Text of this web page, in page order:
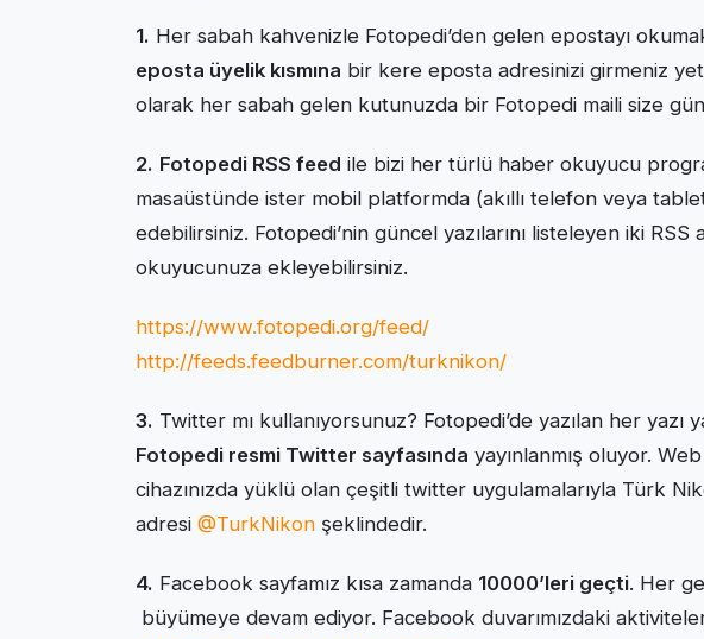
1. Her sabah kahvenizle Fotopedi’den gelen epostayı
eposta üyelik kısmına bir kere eposta adresinizi girmeniz
olarak her sabah gelen kutunuzda bir Fotopedi maili size
2. Fotopedi RSS feed ile bizi her türlü haber okuyucu
masaüstünde ister mobil platformda (akıllı telefon veya
edebilirsiniz. Fotopedi’nin güncel yazılarını listeleyen iki
okuyucunuza ekleyebilirsiniz.
https://www.fotopedi.org/feed/
http://feeds.feedburner.com/turknikon/
3. Twitter mı kullanıyorsunuz? Fotopedi’de yazılan her yazı
Fotopedi resmi Twitter sayfasında yayınlanmış oluyor.
cihazınızda yüklü olan çeşitli twitter uygulamalarıyla Türk
adresi @TurkNikon şeklindedir.
4. Facebook sayfamız kısa zamanda 10000’leri geçti. Her
büyümeye devam ediyor. Facebook duvarımızdaki